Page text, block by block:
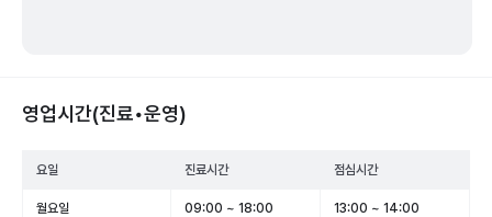
영업시간(진료•운영)
요일 진료시간 점심시간
월요일 09:00 ~ 18:00 13:00 ~ 14:00